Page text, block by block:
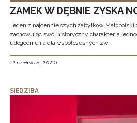
ZAMEK W DĘBNIE ZYSKA
Jeden z najcenniejszych zabytków Małopolski
zachowując swój historyczny charakter, a
udogodnienia dla współczesnych zw
12 czerwca, 2026
SIEDZIBA